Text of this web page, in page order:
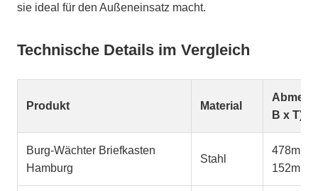
sie ideal für den Außeneinsatz macht.
Technische Details im Vergleich
Produkt Material
B x T)
Burg-Wächter Briefkasten
Hamburg
Stahl
478mm
152mm